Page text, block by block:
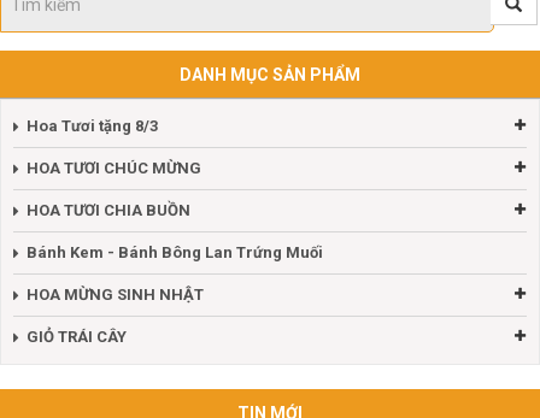
DANH MỤC SẢN PHẨM
Hoa Tươi tặng 8/3
Bánh Kem - Bánh Bông Lan Trứng Muối
HOA MỪNG SINH NHẬT